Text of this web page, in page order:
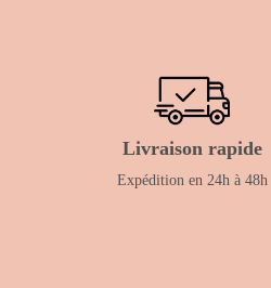
Livraison rapide
Expédition en 24h à 48h